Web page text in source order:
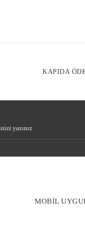
KAPIDA
MOBİL